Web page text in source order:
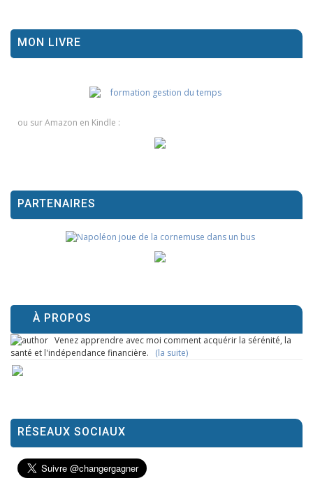
MON LIVRE
ou sur Amazon en Kindle :
PARTENAIRES
À PROPOS
Venez apprendre avec moi comment acquérir la sérénité, la
santé et l'indépendance financière. (la suite)
RÉSEAUX SOCIAUX